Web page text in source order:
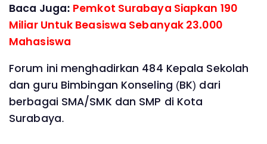
Baca Juga: Pemkot Surabaya Siapkan 190
Miliar Untuk Beasiswa Sebanyak 23.000
Mahasiswa
Forum ini menghadirkan 484 Kepala Sekolah
dan guru Bimbingan Konseling (BK) dari
berbagai SMA/SMK dan SMP di Kota
Surabaya.